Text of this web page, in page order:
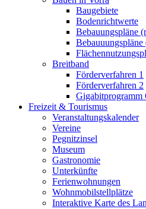
Baugebiete
Bodenrichtwerte
Bebauungspläne
Breitband
Förderverfahren 1
Förderverfahren 2
Gigabitprogramm
Freizeit & Tourismus
Veranstaltungskalender
Vereine
Pegnitzinsel
Museum
Gastronomie
Unterkünfte
Ferienwohnungen
Wohnmobilstellplätze
Interaktive Karte des